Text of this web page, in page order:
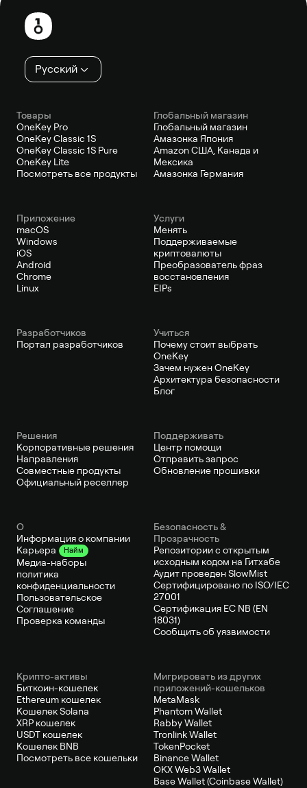
колонтитул
Русский
Товары
OneKey Pro
OneKey Classic 1S
OneKey Classic 1S Pure
OneKey Lite
Посмотреть все продукты
Глобальный магазин
Глобальный магазин
Амазонка Япония
Amazon США, Канада и
Мексика
Амазонка Германия
Приложение
macOS
Windows
iOS
Android
Chrome
Linux
Услуги
Менять
Поддерживаемые
криптовалюты
Преобразователь фраз
восстановления
EIPs
Pазработчиков
Портал разработчиков
Учиться
Почему стоит выбрать
OneKey
Зачем нужен OneKey
Архитектура безопасности
Блог
Решения
Корпоративные решения
Направления
Совместные продукты
Официальный реселлер
Поддерживать
Центр помощи
Отправить запрос
Обновление прошивки
О
Информация о компании
Карьера
Найм
Медиа-наборы
политика
конфиденциальности
Пользовательское
Соглашение
Проверка команды
Безопасность &
Прозрачность
Репозитории с открытым
исходным кодом на Гитхабе
Аудит проведен SlowMist
Сертифицировано по ISO/IEC
27001
Сертификация ЕС NB (EN
18031)
Сообщить об уязвимости
Крипто-активы
Биткоин-кошелек
Ethereum кошелек
Кошелек Solana
XRP кошелек
USDT кошелек
Кошелек BNB
Посмотреть все кошельки
Мигрировать из других
приложений-кошельков
MetaMask
Phantom Wallet
Rabby Wallet
Tronlink Wallet
TokenPocket
Binance Wallet
OKX Web3 Wallet
Base Wallet (Coinbase Wallet)